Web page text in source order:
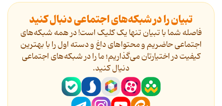
تبیان را در شبکه‌های اجتماعی دنبال کنید
فاصله شما با تبیان تنها یک کلیک است! در همه شبکه‌های
اجتماعی حاضریم و محتواهای داغ و دسته اول را با بهترین
کیفیت در اختیارتان می‌گذاریم؛ ما را در شبکه‌های اجتماعی
دنیال کنید.